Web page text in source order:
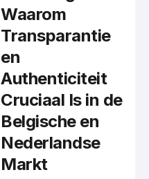
Waarom
Transparantie
en
Authenticiteit
Cruciaal Is in de
Belgische en
Nederlandse
Markt